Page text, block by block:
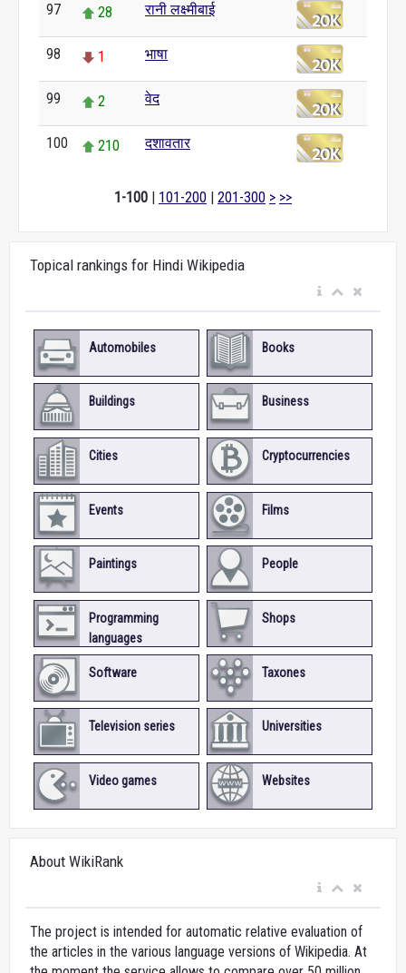
97 28 रानी लक्ष्मीबाई
98 1 भाषा
99 2 वेद
100 210 दशावतार
1-100 | 101-200 | 201-300 > >>
Topical rankings for Hindi Wikipedia
Automobiles Books
Buildings Business
Cities Cryptocurrencies
Events Films
Paintings People
Programming
languages
Shops
Software Taxones
Television series Universities
Video games Websites
About WikiRank
The project is intended for automatic relative evaluation of
the articles in the various language versions of Wikipedia. At